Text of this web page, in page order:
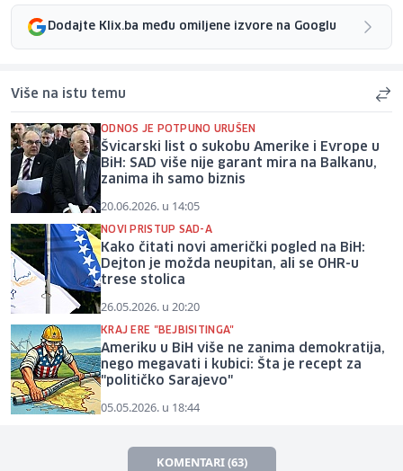
Dodajte Klix.ba među omiljene izvore na Googlu
Više na istu temu
ODNOS JE POTPUNO URUŠEN
Švicarski list o sukobu Amerike i Evrope u
BiH: SAD više nije garant mira na Balkanu,
zanima ih samo biznis
20.06.2026. u 14:05
NOVI PRISTUP SAD-A
Kako čitati novi američki pogled na BiH:
Dejton je možda neupitan, ali se OHR-u
trese stolica
26.05.2026. u 20:20
KRAJ ERE "BEJBISITINGA"
Ameriku u BiH više ne zanima demokratija,
nego megavati i kubici: Šta je recept za
"političko Sarajevo"
05.05.2026. u 18:44
KOMENTARI (63)